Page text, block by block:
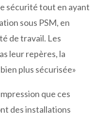
sécurité tout en ayant
sous PSM, en
de travail. Les
leur repères, la
plus sécurisée»
que ces
des installations